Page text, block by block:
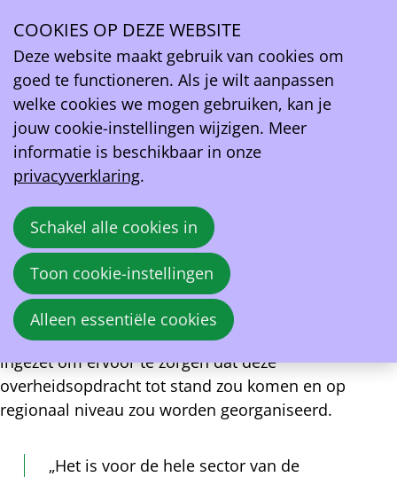
ingebruikname van de eerste van 3.165 publieke
laadpalen
Namen, 1 juli 2026. EV Belgium was aanwezig bij de
inhuldiging van de allereerste openbare laadpalen
die door ENGIE Vianeo zijn geïnstalleerd – in het
kader van de eerste regionale concessie die in
laadpunten worden geïnstalleerd.
EV Belgium
1 juli 2026
Voor EV Belgium markeert dit moment de bekroning
van een langdurig traject: we hebben ons actief
ingezet om ervoor te zorgen dat deze
overheidsopdracht tot stand zou komen en op
regionaal niveau zou worden georganiseerd.
„Het is voor de hele sector van de
COOKIES OP DEZE WEBSITE
Deze website maakt gebruik van cookies om
goed te functioneren. Als je wilt aanpassen
welke cookies we mogen gebruiken, kan je
jouw cookie-instellingen wijzigen. Meer
informatie is beschikbaar in onze
privacyverklaring.
Schakel alle cookies in
Toon cookie-instellingen
Alleen essentiële cookies